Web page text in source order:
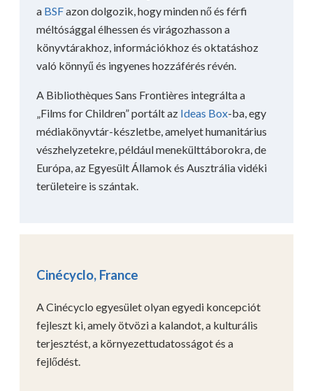
a BSFazon dolgozik, hogy minden nő és férfi
méltósággal élhessen és virágozhasson a
könyvtárakhoz, információkhoz és oktatáshoz
való könnyű és ingyenes hozzáférés révén.
A Bibliothèques Sans Frontières integrálta a
„Films for Children” portált az Ideas Box-ba, egy
médiakönyvtár-készletbe, amelyet humanitárius
vészhelyzetekre, például menekülttáborokra, de
Európa, az Egyesült Államok és Ausztrália vidéki
területeire is szántak.
Cinécyclo, France
A Cinécyclo egyesület olyan egyedi koncepciót
fejleszt ki, amely ötvözi a kalandot, a kulturális
terjesztést, a környezettudatosságot és a
fejlődést.